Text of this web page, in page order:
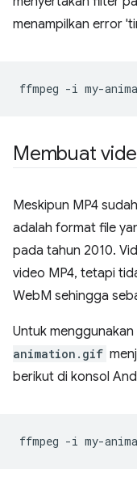
menampilkan error
ffmpeg -i my-
Membuat
Meskipun MP4
adalah format file
pada tahun 2010.
video MP4, tetapi
WebM sehingga
Untuk
animation.gif
berikut di konsol
ffmpeg -i my-